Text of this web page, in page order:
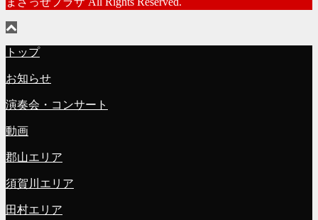
トップ
お知らせ
演奏会・コンサート
動画
郡山エリア
須賀川エリア
田村エリア